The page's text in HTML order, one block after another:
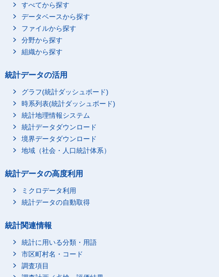
すべてから探す
データベースから探す
ファイルから探す
分野から探す
組織から探す
統計データの活用
グラフ(統計ダッシュボード)
時系列表(統計ダッシュボード)
統計地理情報システム
統計データダウンロード
境界データダウンロード
地域（社会・人口統計体系）
統計データの高度利用
ミクロデータ利用
統計データの自動取得
統計関連情報
統計に用いる分類・用語
市区町村名・コード
調査項目